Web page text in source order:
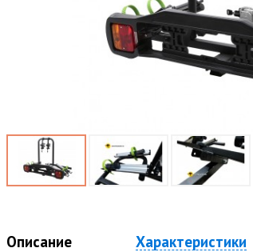
Описание Характеристики